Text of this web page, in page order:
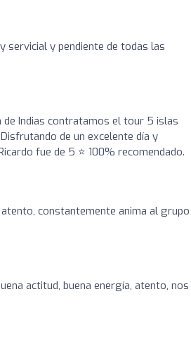
servicial y pendiente de todas las
de Indias contratamos el tour 5 islas
de un excelente día y
fue de 5 ⭐ 100% recomendado.
constantemente anima al
actitud, buena energía, atento, nos